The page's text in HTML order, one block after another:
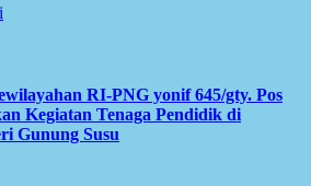
RI-PNG yonif 645/gty. Pos
Kegiatan Tenaga Pendidik di
Gunung Susu